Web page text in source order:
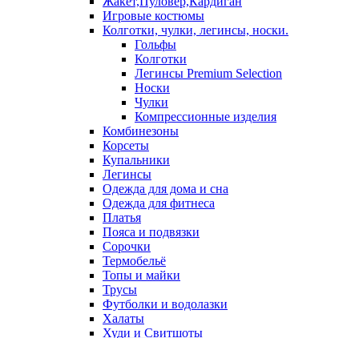
Игровые костюмы
Колготки, чулки, легинсы, носки.
Гольфы
Колготки
Легинсы Premium Selection
Носки
Чулки
Компрессионные изделия
Комбинезоны
Корсеты
Купальники
Легинсы
Одежда для дома и сна
Одежда для фитнеса
Платья
Пояса и подвязки
Сорочки
Термобельё
Топы и майки
Трусы
Футболки и водолазки
Халаты
Худи и Свитшоты